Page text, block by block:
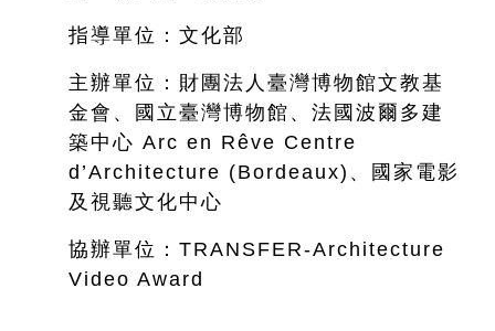
指導單位：文化部
主辦單位：財團法人臺灣博物館文教基
金會、國立臺灣博物館、法國波爾多建
築中心 Arc en Rêve Centre
d’Architecture (Bordeaux)、國家電影
及視聽文化中心
協辦單位：TRANSFER-Architecture
Video Award